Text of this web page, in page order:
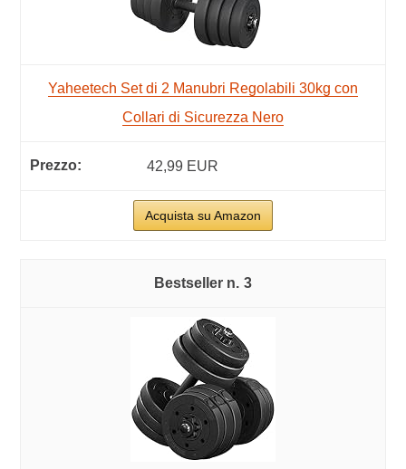
Yaheetech Set di 2 Manubri Regolabili 30kg con
Collari di Sicurezza Nero
42,99 EUR
Acquista su Amazon
3